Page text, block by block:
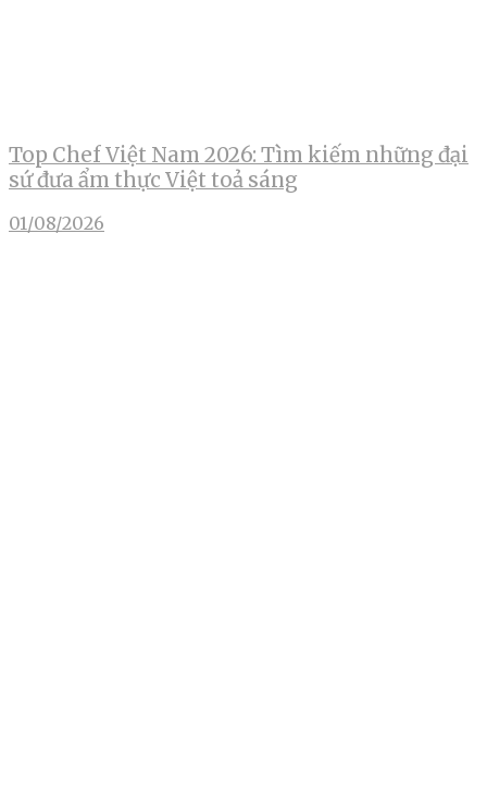
Top Chef Việt Nam 2026: Tìm kiếm những đại
sứ đưa ẩm thực Việt toả sáng
01/08/2026